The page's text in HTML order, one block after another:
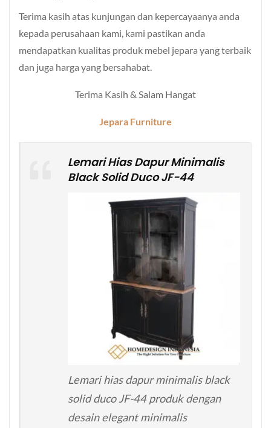
Terima kasih atas kunjungan dan kepercayaanya anda
kepada perusahaan kami, kami pastikan anda
mendapatkan kualitas produk mebel jepara yang terbaik
dan juga harga yang bersahabat.
Terima Kasih & Salam Hangat
Jepara Furniture
Lemari Hias Dapur Minimalis
Black Solid Duco JF-44
Lemari hias dapur minimalis black
solid duco JF-44 produk dengan
desain elegant minimalis